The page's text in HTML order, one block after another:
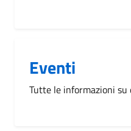
Eventi
Tutte le informazioni su